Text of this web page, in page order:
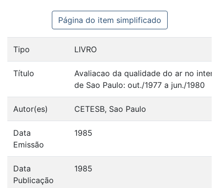
Fale ConoscoPágina do item simplificado
Tipo LIVRO
Título
Avaliacao da qualidade do ar no
de Sao Paulo: out./1977 a jun./1980
Autor(es) CETESB, Sao Paulo
Data
Emissão
1985
Data
Publicação
1985